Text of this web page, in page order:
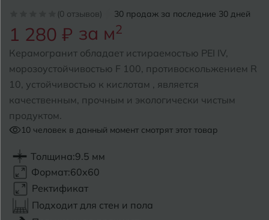
(0 отзывов) 30 продаж за последние 30 дней
1 280 ₽ за м2
Керамогранит обладает истираемостью PEI IV,
морозоустойчивостью F 100, противоскольжением R
10, устойчивостью к кислотам , является
качественным, прочным и экологически чистым
продуктом.
10 человек в данный момент смотрят этот товар
Толщина:9.5 мм
Формат:60x60
Ректификат
Подходит для стен и пола
Б Барнаул
Белгород
Белореченск
Боровичи
Бугульма
Бугуруслан
Ростов-на-Дону